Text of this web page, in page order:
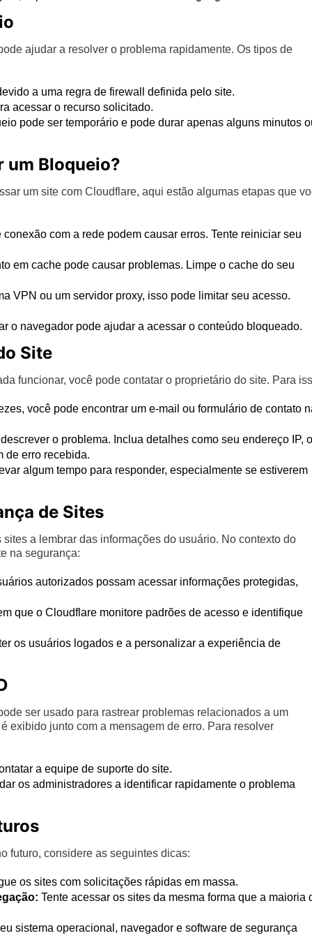
ajudar a resolver o problema rapidamente. Os tipos de
a uma regra de firewall definida pelo site.
acessar o recurso solicitado.
pode ser temporário e pode durar apenas alguns minutos
um Bloqueio?
um site com Cloudflare, aqui estão algumas etapas que
com a rede podem causar erros. Tente reiniciar seu
em cache pode causar problemas. Limpe o cache do seu
VPN ou um servidor proxy, isso pode limitar seu acesso.
o navegador pode ajudar a acessar o conteúdo bloqueado.
Site
funcionar, você pode contatar o proprietário do site. Para
você pode encontrar um e-mail ou formulário de contato
o problema. Inclua detalhes como seu endereço IP, o
de erro recebida.
algum tempo para responder, especialmente se estiverem
de Sites
a lembrar das informações do usuário. No contexto do
na segurança:
autorizados possam acessar informações protegidas,
que o Cloudflare monitore padrões de acesso e identifique
os usuários logados e a personalizar a experiência de
ser usado para rastrear problemas relacionados a um
exibido junto com a mensagem de erro. Para resolver
a equipe de suporte do site.
os administradores a identificar rapidamente o problema
futuro, considere as seguintes dicas:
os sites com solicitações rápidas em massa.
Tente acessar os sites da mesma forma que a maioria
sistema operacional, navegador e software de segurança